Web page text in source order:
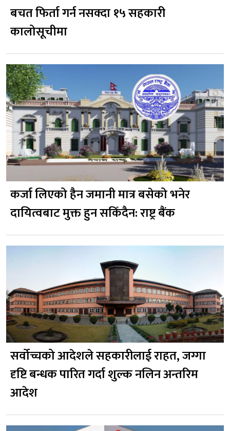
बचत फिर्ता गर्न नसक्दा १५ सहकारी
कालोसूचीमा
कर्जा लिएको हैन जमानी मात्र बसेको भनेर
दायित्वबाट मुक्त हुन सकिँदैन: राष्ट्र बैंक
सर्वोच्चको आदेशले सहकारीलाई राहत, जग्गा
दृष्टि बन्धक पारित गर्दा शुल्क नलिन अन्तरिम
आदेश